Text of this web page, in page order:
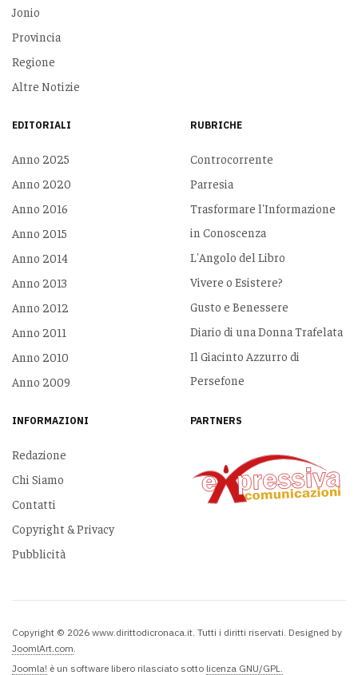
Jonio
Provincia
Regione
Altre Notizie
EDITORIALI
Anno 2025
Anno 2020
Anno 2016
Anno 2015
Anno 2014
Anno 2013
Anno 2012
Anno 2011
Anno 2010
Anno 2009
RUBRICHE
Controcorrente
Parresia
Trasformare l'Informazione
in Conoscenza
L'Angolo del Libro
Vivere o Esistere?
Gusto e Benessere
Diario di una Donna Trafelata
Il Giacinto Azzurro di
Persefone
INFORMAZIONI
Redazione
Chi Siamo
Contatti
Copyright & Privacy
Pubblicità
PARTNERS
Copyright © 2026 www.dirittodicronaca.it. Tutti i diritti riservati. Designed by
JoomlArt.com.
Joomla! è un software libero rilasciato sotto licenza GNU/GPL.